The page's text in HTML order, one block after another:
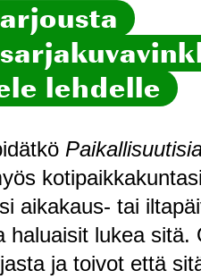
lehdelle
aikakaus- tai
haluaisit lukea
ja toivot että